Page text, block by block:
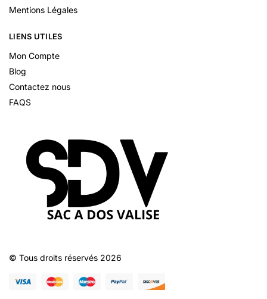
Mentions Légales
LIENS UTILES
Mon Compte
Blog
Contactez nous
FAQS
© Tous droits réservés 2026